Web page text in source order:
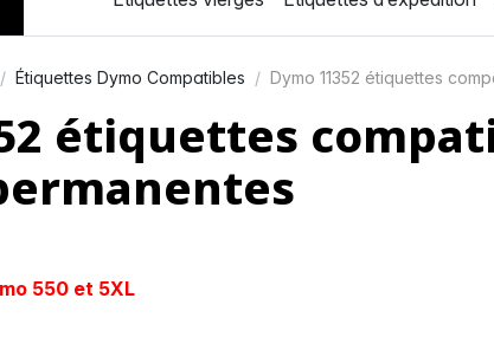
Étiquettes Dymo Compatibles Dymo 11352 étiquettes
étiquettes
550 et 5XL